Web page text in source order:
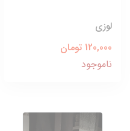
لوزی
120,000 تومان
ناموجود